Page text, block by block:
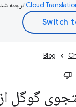
ترجمه
Blog
گوگل از